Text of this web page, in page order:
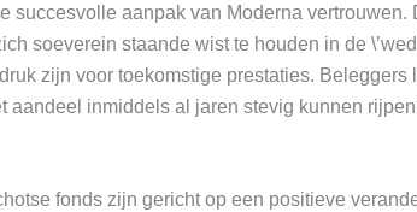
succesvolle aanpak van Moderna vertrouwen.
soeverein staande wist te houden in de
zijn voor toekomstige prestaties. Beleggers
aandeel inmiddels al jaren stevig kunnen
fonds zijn gericht op een positieve